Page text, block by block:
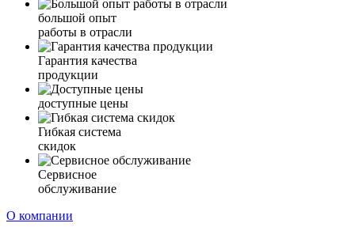
большой опыт
работы в отрасли
Гарантия качества
продукции
доступные цены
Гибкая система
скидок
Сервисное
обслуживание
О компании